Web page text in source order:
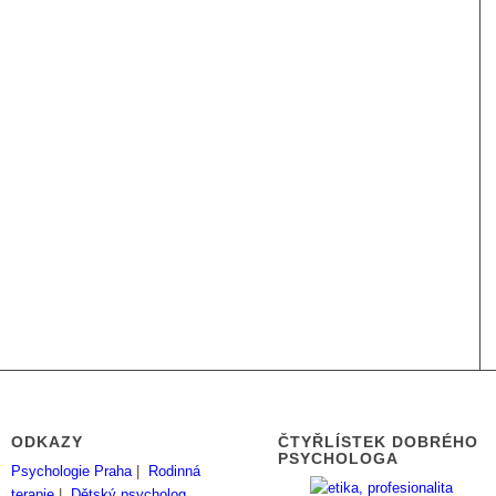
ODKAZY
Psychologie Praha|
Rodinná
ČTYŘLÍSTEK DOBRÉHO
PSYCHOLOGA